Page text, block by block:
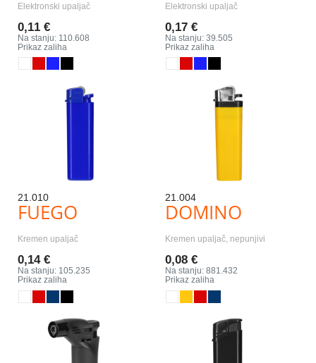
Elektronski upaljač
0,11 €
Na stanju: 110.608
Prikaz zaliha
Elektronski upaljač
0,17 €
Na stanju: 39.505
Prikaz zaliha
21.010
FUEGO
Kremen upaljač
0,14 €
Na stanju: 105.235
Prikaz zaliha
21.004
DOMINO
Kremen upaljač, nepunjivi
0,08 €
Na stanju: 881.432
Prikaz zaliha